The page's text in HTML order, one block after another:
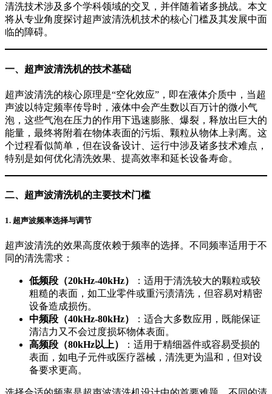
清洗技术涉及多个学科领域的交叉，并伴随着诸多挑战。本文
将从专业角度探讨超声波清洗机技术的核心门槛及其发展中面
临的障碍。
一、超声波清洗机的技术基础
超声波清洗的核心原理是“空化效应”，即在液体介质中，当超
声波以特定频率传导时，液体中会产生数以百万计的微小气
泡，这些气泡在压力的作用下迅速膨胀、爆裂，释放出巨大的
能量，最终将附着在物体表面的污垢、颗粒从物体上剥离。这
个过程看似简单，但在设备设计、运行中涉及诸多技术难点，
特别是如何优化清洗效果、提高效率和延长设备寿命。
二、超声波清洗机的主要技术门槛
1. 超声波频率选择与调节
超声波清洗的效果高度依赖于频率的选择。不同频率适用于不
同的清洗需求：
低频段（20kHz-40kHz）
：适用于清洗较大的颗粒或较
粗糙的表面，如工业零件或重污渍清洗，但容易对精密
设备造成损伤。
中频段（40kHz-80kHz）
：适合大多数应用，既能保证
清洁力又不会过度损坏物体表面。
高频段（80kHz以上）
：适用于精细器件或容易受损的
表面，如电子元件或医疗器械，清洗更为温和，但对设
备要求更高。